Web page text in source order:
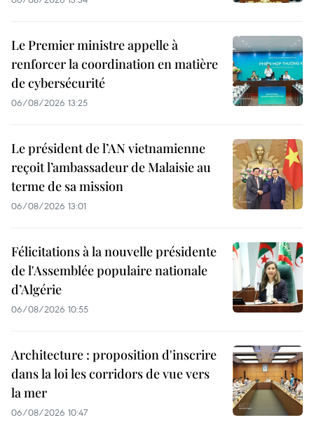
Le Premier ministre appelle à
renforcer la coordination en matière
de cybersécurité
06/08/2026 13:25
Le président de l’AN vietnamienne
reçoit l’ambassadeur de Malaisie au
terme de sa mission
06/08/2026 13:01
Félicitations à la nouvelle présidente
de l'Assemblée populaire nationale
d’Algérie
06/08/2026 10:55
Architecture : proposition d'inscrire
dans la loi les corridors de vue vers
la mer
06/08/2026 10:47